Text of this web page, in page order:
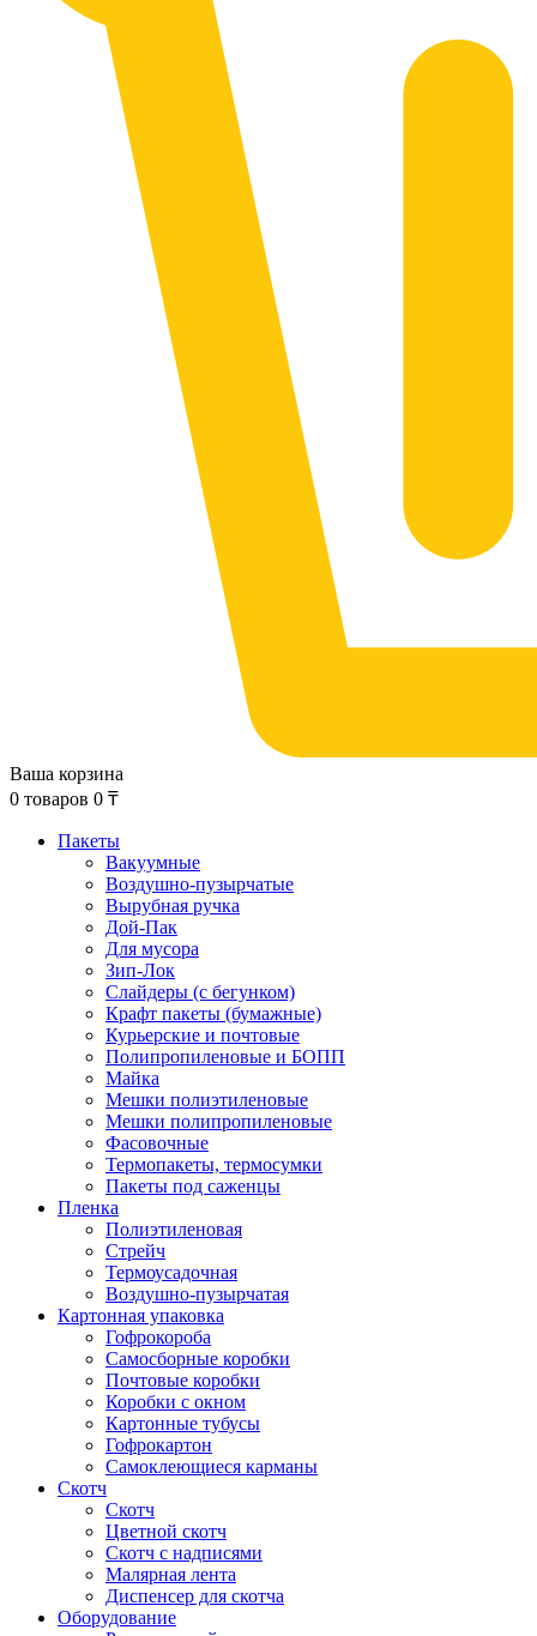
Ваша корзина
0 товаров 0 ₸
Пакеты
Вакуумные
Воздушно-пузырчатые
Вырубная ручка
Дой-Пак
Для мусора
Зип-Лок
Слайдеры (с бегунком)
Крафт пакеты (бумажные)
Курьерские и почтовые
Полипропиленовые и БОПП
Майка
Мешки полиэтиленовые
Мешки полипропиленовые
Фасовочные
Термопакеты, термосумки
Пакеты под саженцы
Пленка
Полиэтиленовая
Стрейч
Термоусадочная
Воздушно-пузырчатая
Картонная упаковка
Гофрокороба
Самосборные коробки
Почтовые коробки
Коробки с окном
Картонные тубусы
Гофрокартон
Самоклеющиеся карманы
Скотч
Скотч
Цветной скотч
Скотч с надписями
Малярная лента
Диспенсер для скотча
Оборудование